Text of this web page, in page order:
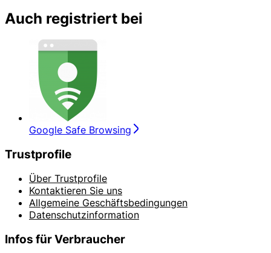
Auch registriert bei
Google Safe Browsing
Trustprofile
Über Trustprofile
Kontaktieren Sie uns
Allgemeine Geschäftsbedingungen
Datenschutzinformation
Infos für Verbraucher